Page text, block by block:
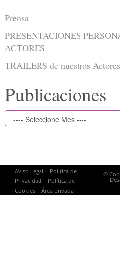
Prensa
PRESENTACIONES
ACTORES
TRAILERS de nuestros Actores
Publicaciones
Aviso Legal - Política de
Privacidad - Política de
Cookies - Área privada
©